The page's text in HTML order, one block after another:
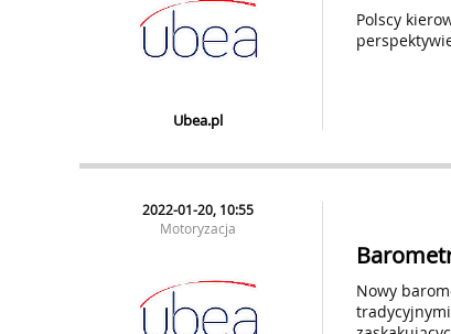
Ubea.pl
Polscy
2022-01-20, 10:55
Motoryzacja
Nowy